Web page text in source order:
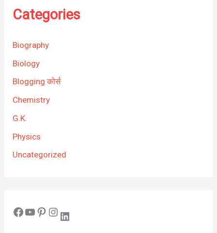
Categories
Biography
Biology
Blogging कोर्स
Chemistry
G.K.
Physics
Uncategorized
Facebook YouTube Pinterest Instagram LinkedIn